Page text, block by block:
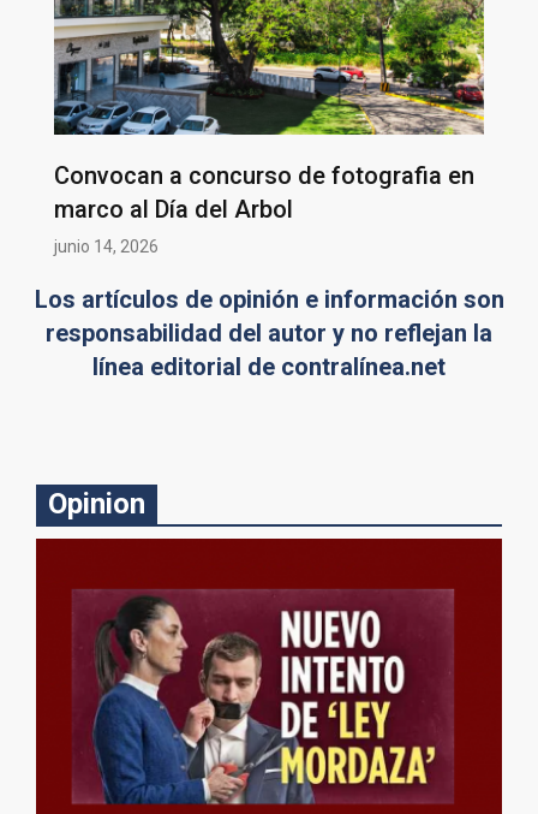
Convocan a concurso de fotografia en
marco al Día del Arbol
junio 14, 2026
Los artículos de opinión e información son
responsabilidad del autor y no reflejan la
línea editorial de contralínea.net
Opinion